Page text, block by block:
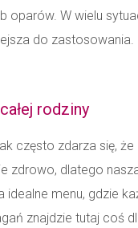
oparów. W wielu
do
rodziny
często zdarza się,
zdrowo, dlatego
menu, gdzie
znajdzie tutaj coś